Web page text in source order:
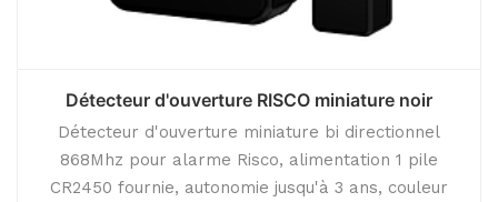
Détecteur d'ouverture RISCO miniature noir
Détecteur d'ouverture miniature bi directionnel
868Mhz pour alarme Risco, alimentation 1 pile
CR2450 fournie, autonomie jusqu'à 3 ans, couleur